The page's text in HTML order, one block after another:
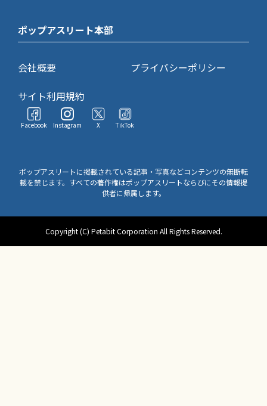
ポップアスリート本部
会社概要
プライバシーポリシー
サイト利用規約
Facebook Instagram X TikTok
ポップアスリートに掲載されている記事・写真などコンテンツの無断転
載を禁じます。すべての著作権はポップアスリートならびにその情報提
供者に帰属します。
Copyright (C) Petabit Corporation All Rights Reserved.